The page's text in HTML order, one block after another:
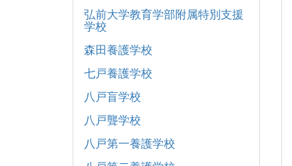
弘前大学教育学部附属特別支援
学校
森田養護学校
七戸養護学校
八戸盲学校
八戸聾学校
八戸第一養護学校